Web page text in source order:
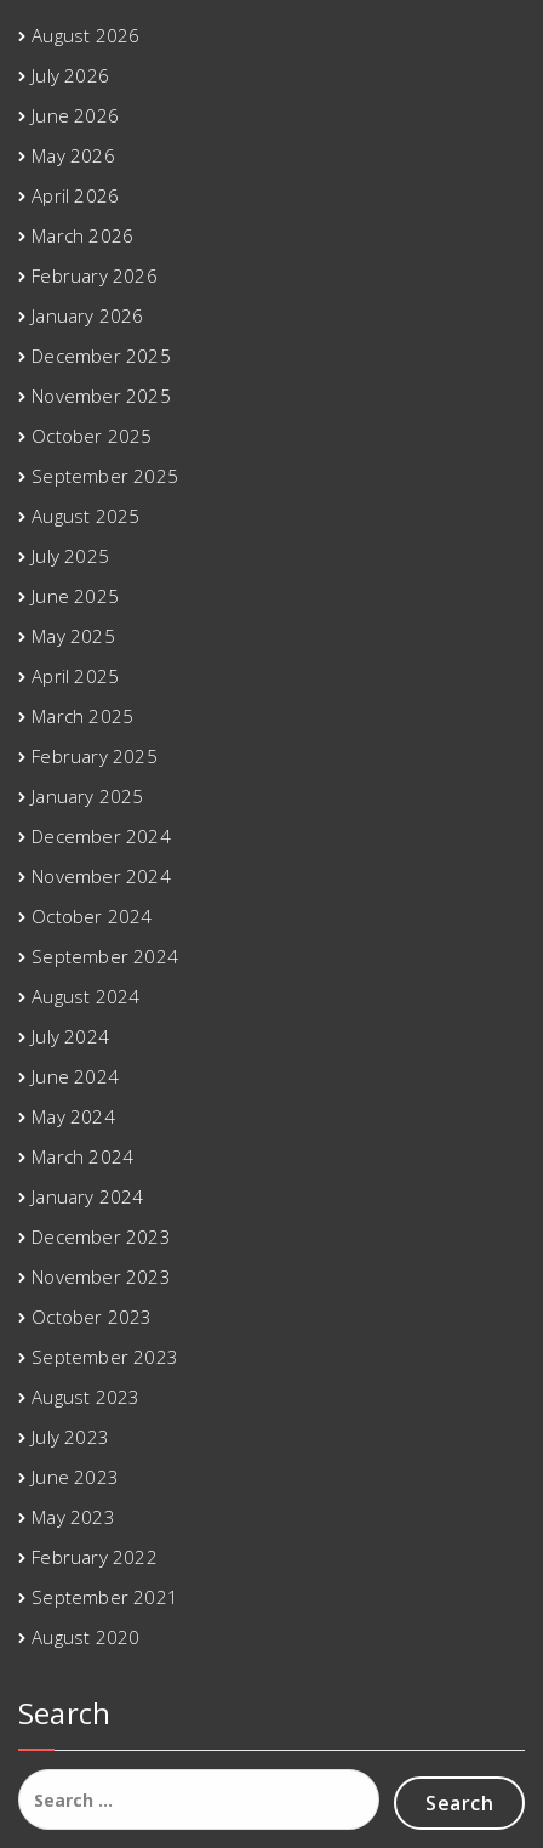
August 2026
July 2026
June 2026
May 2026
April 2026
March 2026
February 2026
January 2026
December 2025
November 2025
October 2025
September 2025
August 2025
July 2025
June 2025
May 2025
April 2025
March 2025
February 2025
January 2025
December 2024
November 2024
October 2024
September 2024
August 2024
July 2024
June 2024
May 2024
March 2024
January 2024
December 2023
November 2023
October 2023
September 2023
August 2023
July 2023
June 2023
May 2023
February 2022
September 2021
August 2020
Search
Search
for: